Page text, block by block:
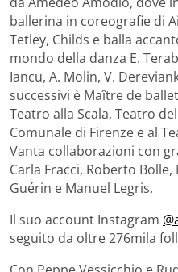
ballerina in coreografie di
Tetley, Childs e balla
mondo della danza E.
Iancu, A. Molin, V.
successivi è Maître de
Teatro alla Scala, Teatro
Comunale di Firenze e al
Vanta collaborazioni con
Carla Fracci, Roberto
Guérin e Manuel Legris.
Il suo account Instagram
seguito da oltre 276mila